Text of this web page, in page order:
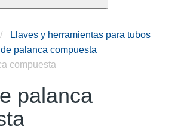
Llaves y herramientas para tubos
palanca compuesta
compuesta
palanca